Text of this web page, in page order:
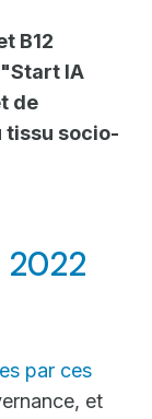
B12
IA
de
tissu socio-
2022
par ces
et